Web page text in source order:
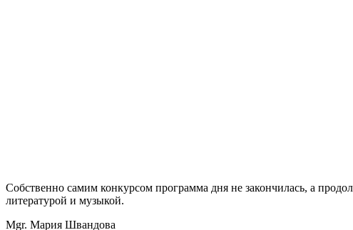
Собственно самим конкурсом программа дня не закончилась, а
литературой и музыкой.
Mgr. Мария Швандова